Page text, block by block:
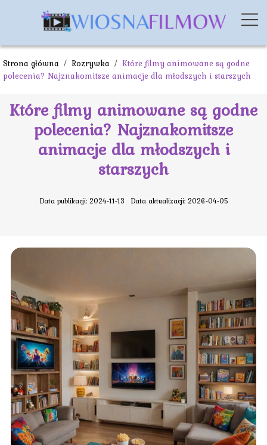
Strona główna / Rozrywka / Które filmy animowane są godne
polecenia? Najznakomitsze animacje dla młodszych i starszych
Które filmy animowane są godne
polecenia? Najznakomitsze
animacje dla młodszych i
starszych
Data publikacji: 2024-11-13 Data aktualizacji: 2026-04-05